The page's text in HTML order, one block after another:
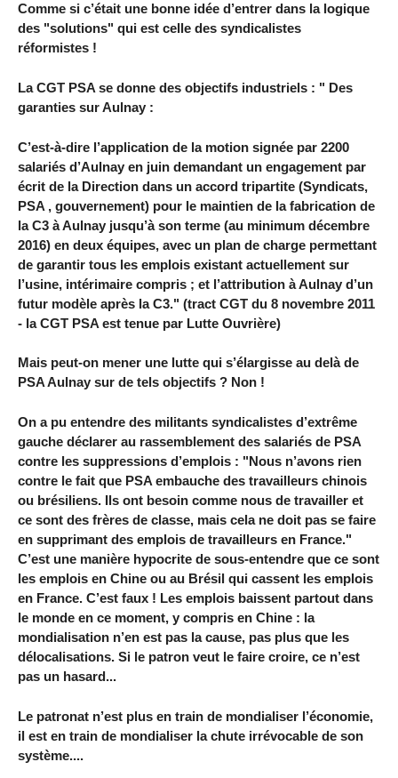
Comme si c’était une bonne idée d’entrer dans la logique
des "solutions" qui est celle des syndicalistes
réformistes !
La CGT PSA se donne des objectifs industriels : " Des
garanties sur Aulnay :
C’est-à-dire l’application de la motion signée par 2200
salariés d’Aulnay en juin demandant un engagement par
écrit de la Direction dans un accord tripartite (Syndicats,
PSA , gouvernement) pour le maintien de la fabrication de
la C3 à Aulnay jusqu’à son terme (au minimum décembre
2016) en deux équipes, avec un plan de charge permettant
de garantir tous les emplois existant actuellement sur
l’usine, intérimaire compris ; et l’attribution à Aulnay d’un
futur modèle après la C3." (tract CGT du 8 novembre 2011
- la CGT PSA est tenue par Lutte Ouvrière)
Mais peut-on mener une lutte qui s’élargisse au delà de
PSA Aulnay sur de tels objectifs ? Non !
On a pu entendre des militants syndicalistes d’extrême
gauche déclarer au rassemblement des salariés de PSA
contre les suppressions d’emplois : "Nous n’avons rien
contre le fait que PSA embauche des travailleurs chinois
ou brésiliens. Ils ont besoin comme nous de travailler et
ce sont des frères de classe, mais cela ne doit pas se faire
en supprimant des emplois de travailleurs en France."
C’est une manière hypocrite de sous-entendre que ce sont
les emplois en Chine ou au Brésil qui cassent les emplois
en France. C’est faux ! Les emplois baissent partout dans
le monde en ce moment, y compris en Chine : la
mondialisation n’en est pas la cause, pas plus que les
délocalisations. Si le patron veut le faire croire, ce n’est
pas un hasard...
Le patronat n’est plus en train de mondialiser l’économie,
il est en train de mondialiser la chute irrévocable de son
système....